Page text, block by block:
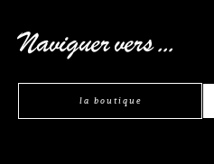
Naviguer vers ...
la boutique